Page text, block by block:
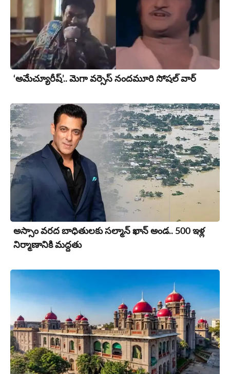
‘అమేచ్యూరీష్’.. మెగా వర్సెస్ నందమూరి సోషల్ వార్
అస్సాం వరద బాధితులకు సల్మాన్ ఖాన్ అండ.. 500 ఇళ్ల
నిర్మాణానికి మద్దతు